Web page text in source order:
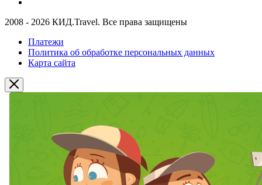
2008 - 2026 КИД.Travel. Все права защищены
Платежи
Политика об обработке персональных данных
Карта сайта